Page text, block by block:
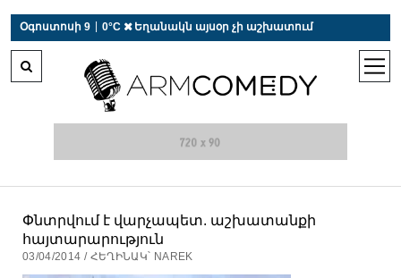
Օգոստոսի 9 0°C  Եղանակն այսօր չի աշխատում
open
Փնտրվում է վարչապետ. աշխատանքի
հայտարարություն
03/04/2014 / ՀԵՂԻՆԱԿ՝ NAREK